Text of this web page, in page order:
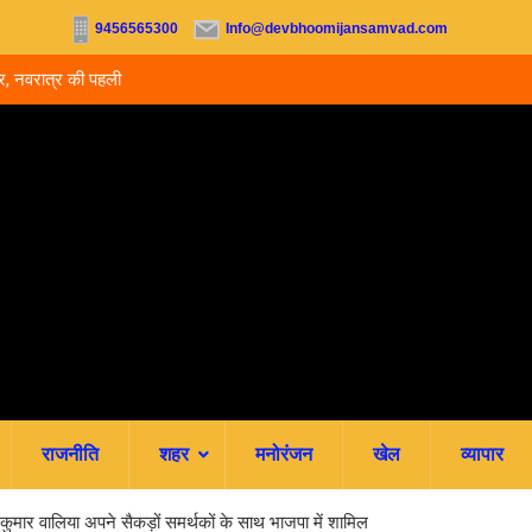
9456565300 Info@devbhoomijansamvad.com
नवरात्र की पहली
आत्महत्या, पुलिस जांच में जुटी
राजनीति शहर मनोरंजन खेल व्यापार
वालिया अपने सैकड़ों समर्थकों के साथ भाजपा में शामिल